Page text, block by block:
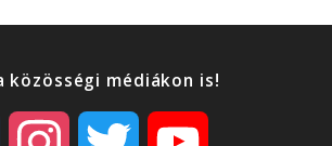
közösségi médiákon is!